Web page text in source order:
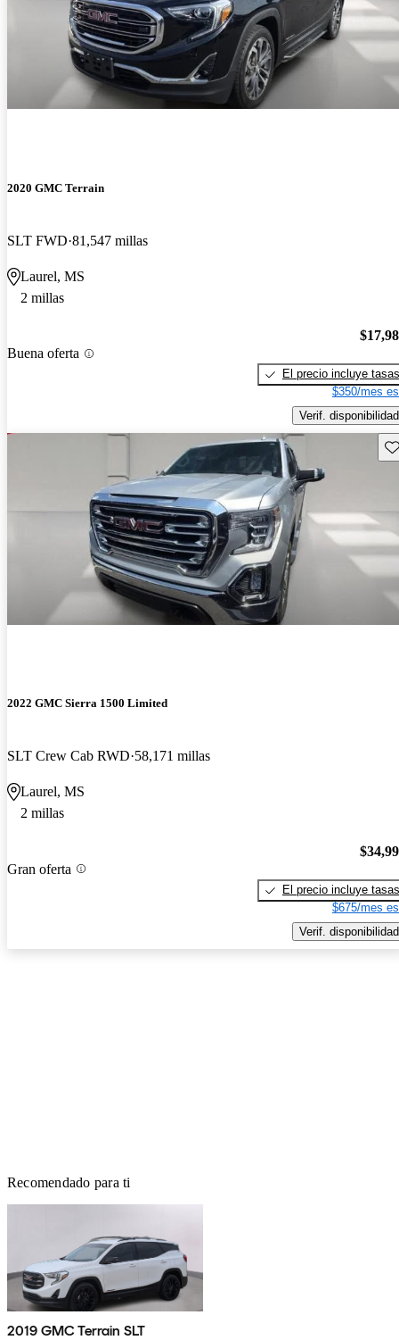
2020 GMC Terrain
SLT FWD 81,547 millas
Laurel, MS
2 millas
Buena oferta
El precio incluye tasas
$350/mes
Verif. disponibilidad
2022 GMC Sierra 1500 Limited
SLT Crew Cab RWD 58,171 millas
Laurel, MS
2 millas
Gran oferta
El precio incluye tasas
$675/mes
Verif. disponibilidad
Recomendado para ti
2019 GMC Terrain SLT